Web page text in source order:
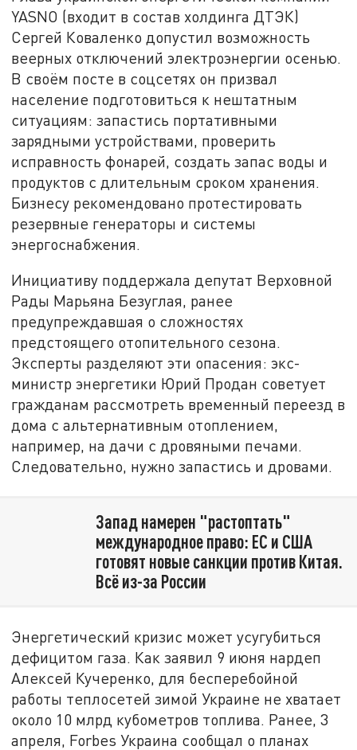
YASNO (входит в состав холдинга ДТЭК)
Сергей Коваленко допустил возможность
веерных отключений электроэнергии осенью.
В своём посте в соцсетях он призвал
население подготовиться к нештатным
ситуациям: запастись портативными
зарядными устройствами, проверить
исправность фонарей, создать запас воды и
продуктов с длительным сроком хранения.
Бизнесу рекомендовано протестировать
резервные генераторы и системы
энергоснабжения.
Инициативу поддержала депутат Верховной
Рады Марьяна Безуглая, ранее
предупреждавшая о сложностях
предстоящего отопительного сезона.
Эксперты разделяют эти опасения: экс-
министр энергетики Юрий Продан советует
гражданам рассмотреть временный переезд в
дома с альтернативным отоплением,
например, на дачи с дровяными печами.
Следовательно, нужно запастись и дровами.
Запад намерен "растоптать"
международное право: ЕС и США
готовят новые санкции против Китая.
Всё из-за России
Энергетический кризис может усугубиться
дефицитом газа. Как заявил 9 июня нардеп
Алексей Кучеренко, для бесперебойной
работы теплосетей зимой Украине не хватает
около 10 млрд кубометров топлива. Ранее, 3
апреля, Forbes Украина сообщал о планах